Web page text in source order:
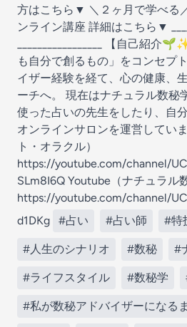
方はこちら▼ ＼２ヶ月で学べる
ンライン講座 詳細はこちら▼
_________________ 【自己紹介
も自分で創るもの」をコンセプ
イザー経験を経て、心の健康、
ーチへ。 現在はナチュラル数秘
使った占いの先生をしたり、自
オンラインサロンを運営してい
ト・オラクル）
https://youtube.com/channel/
SLm8I6Q Youtube（ナチュラル
https://youtube.com/channel/
d1DKg
#占い #占い師 #特
#人生のシナリオ #数秘 #
#ライフスタイル #数秘学
#私が数秘アドバイザーになる